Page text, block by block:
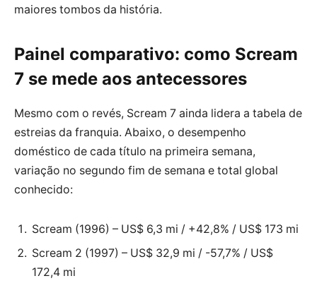
maiores tombos da história.
Painel comparativo: como Scream
7 se mede aos antecessores
Mesmo com o revés, Scream 7 ainda lidera a tabela de
estreias da franquia. Abaixo, o desempenho
doméstico de cada título na primeira semana,
variação no segundo fim de semana e total global
conhecido:
Scream (1996) – US$ 6,3 mi / +42,8% / US$ 173 mi
Scream 2 (1997) – US$ 32,9 mi / -57,7% / US$
172,4 mi